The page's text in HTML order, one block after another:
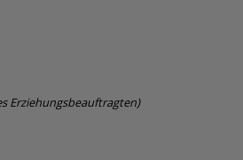
Erziehungsbeauftragten)